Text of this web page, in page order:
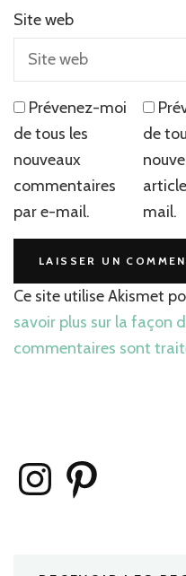
Site web
Prévenez-moi
de tous les
nouveaux
commentaires
par e-mail.
de
mail.
Ce site utilise Akismet
savoir plus sur la façon
commentaires sont
InstagramPinterest